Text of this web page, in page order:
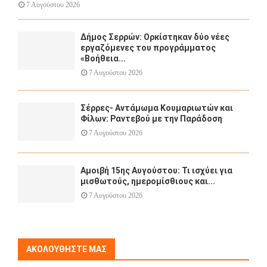
7 Αυγούστου 2026
Δήμος Σερρών: Ορκίστηκαν δύο νέες
εργαζόμενες του προγράμματος
«Βοήθεια...
7 Αυγούστου 2026
Σέρρες- Αντάμωμα Κουμαριωτών και
Φίλων: Ραντεβού με την Παράδοση
7 Αυγούστου 2026
Αμοιβή 15ης Αυγούστου: Τι ισχύει για
μισθωτούς, ημερομίσθιους και...
7 Αυγούστου 2026
ΑΚΟΛΟΥΘΉΣΤΕ ΜΑΣ